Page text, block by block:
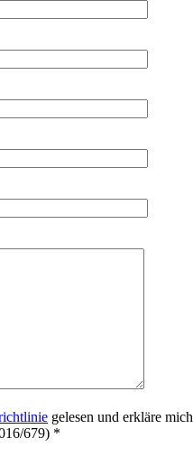
gelesen und erkläre
679) *